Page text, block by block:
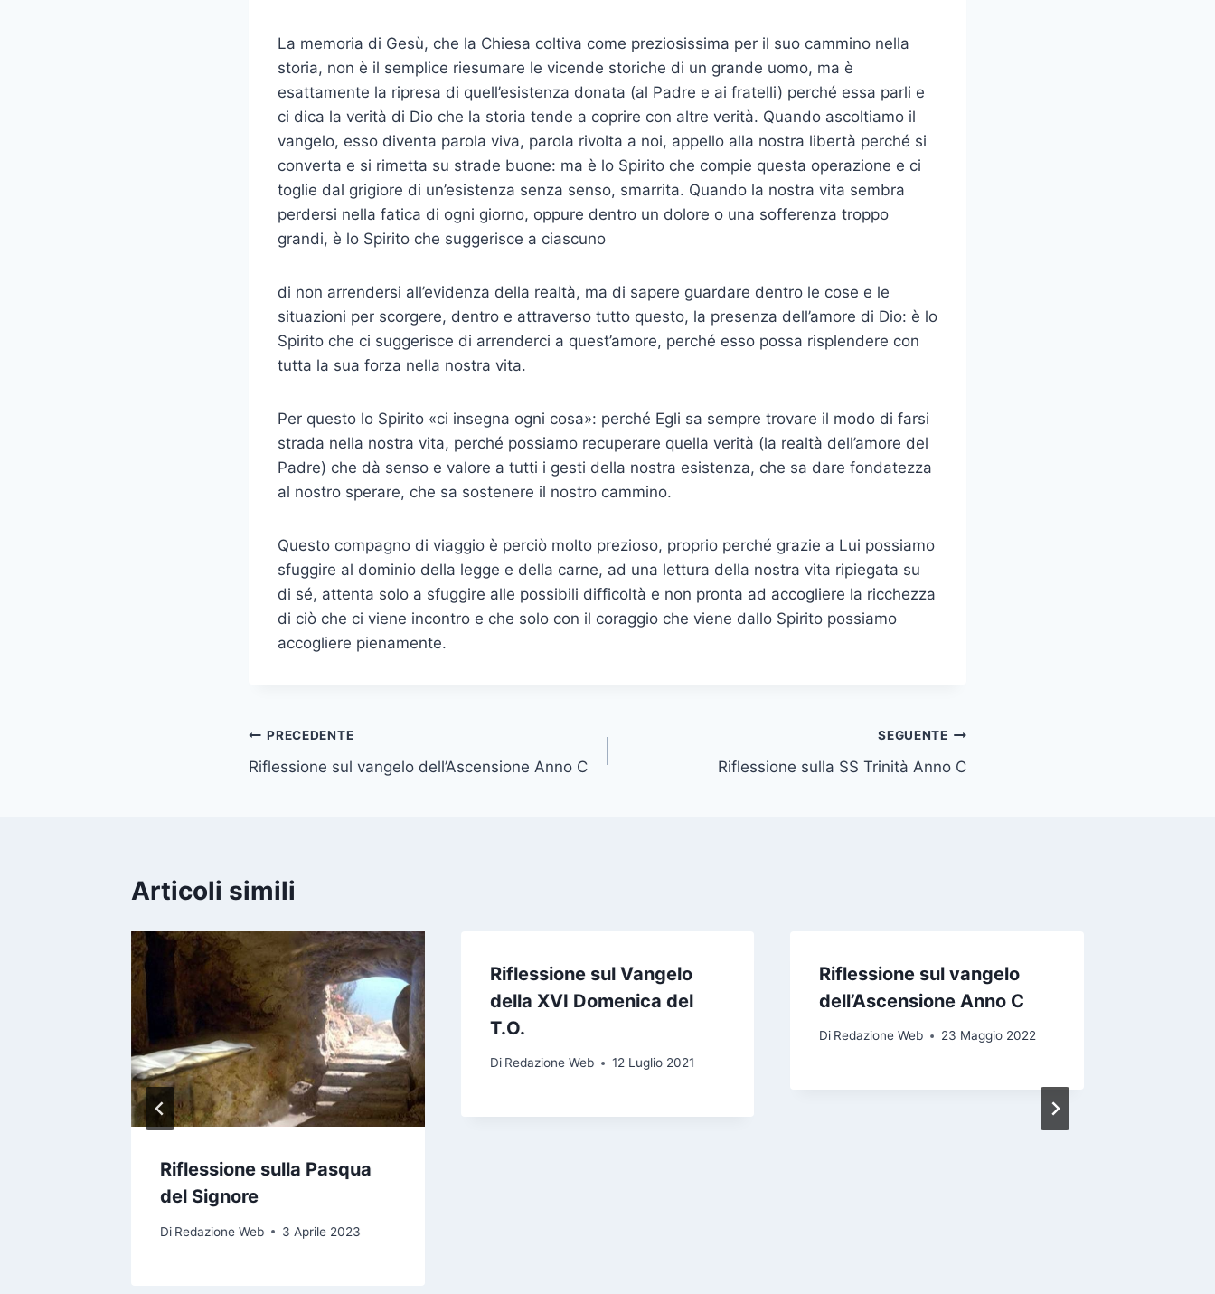
La memoria di Gesù, che la Chiesa coltiva come preziosissima per il suo cammino nella
storia, non è il semplice riesumare le vicende storiche di un grande uomo, ma è
esattamente la ripresa di quell’esistenza donata (al Padre e ai fratelli) perché essa parli e
ci dica la verità di Dio che la storia tende a coprire con altre verità. Quando ascoltiamo il
vangelo, esso diventa parola viva, parola rivolta a noi, appello alla nostra libertà perché si
converta e si rimetta su strade buone: ma è lo Spirito che compie questa operazione e ci
toglie dal grigiore di un’esistenza senza senso, smarrita. Quando la nostra vita sembra
perdersi nella fatica di ogni giorno, oppure dentro un dolore o una sofferenza troppo
grandi, è lo Spirito che suggerisce a ciascuno
di non arrendersi all’evidenza della realtà, ma di sapere guardare dentro le cose e le
situazioni per scorgere, dentro e attraverso tutto questo, la presenza dell’amore di Dio: è lo
Spirito che ci suggerisce di arrenderci a quest’amore, perché esso possa risplendere con
tutta la sua forza nella nostra vita.
Per questo lo Spirito «ci insegna ogni cosa»: perché Egli sa sempre trovare il modo di farsi
strada nella nostra vita, perché possiamo recupe­rare quella verità (la realtà dell’amore del
Padre) che dà senso e valore a tutti i gesti della nostra esistenza, che sa dare fondatezza
al nostro spe­rare, che sa sostenere il nostro cammino.
Questo compagno di viaggio è perciò molto prezioso, proprio perché grazie a Lui possiamo
sfuggire al dominio della legge e della carne, ad una lettura della nostra vita ripiegata su
di sé, attenta solo a sfuggire alle possibili difficoltà e non pronta ad accogliere la ricchezza
di ciò che ci viene incontro e che solo con il coraggio che viene dallo Spirito possiamo
accogliere pienamente.
PRECEDENTE
Riflessione sul vangelo dell’Ascensione Anno C
SEGUENTE
Riflessione sulla SS Trinità Anno C
Articoli simili
Riflessione sulla Pasqua
del Signore
Di Redazione Web 3 Aprile 2023
Riflessione sul Vangelo
della XVI Domenica del
T.O.
Di Redazione Web 12 Luglio 2021
Riflessione sul vangelo
dell’Ascensione Anno C
Di Redazione Web 23 Maggio 2022